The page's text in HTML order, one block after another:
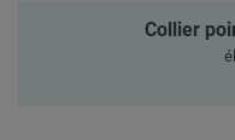
Collier